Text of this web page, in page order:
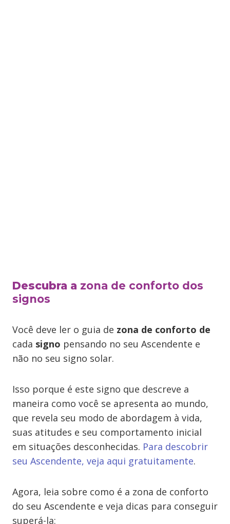
Descubra a zona de conforto dos
signos
Você deve ler o guia de zona de conforto de
cada signo pensando no seu Ascendente e
não no seu signo solar.
Isso porque é este signo que descreve a
maneira como você se apresenta ao mundo,
que revela seu modo de abordagem à vida,
suas atitudes e seu comportamento inicial
em situações desconhecidas. Para descobrir
seu Ascendente, veja aqui gratuitamente.
Agora, leia sobre como é a zona de conforto
do seu Ascendente e veja dicas para conseguir
superá-la: